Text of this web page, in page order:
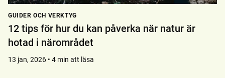
GUIDER OCH VERKTYG
12 tips för hur du kan påverka när natur är
hotad i närområdet
13 jan, 2026 • 4 min att läsa